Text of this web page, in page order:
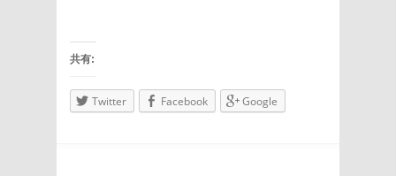
共有:
Twitter Facebook Google